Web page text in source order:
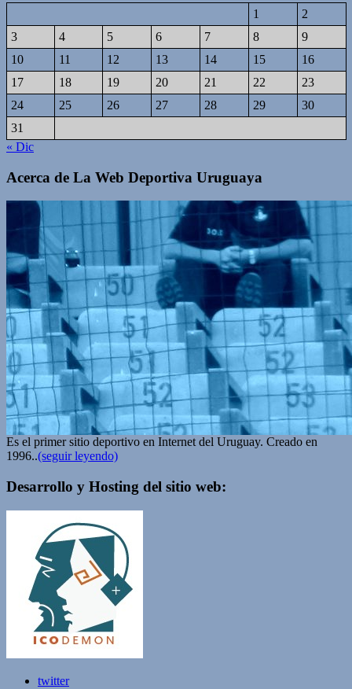
1
2
3
4 5 6 7 8
9
10
11 12 13 14 15
16
17
18 19 20 21 22
23
24
25 26 27 28 29
30
31
« Dic
Acerca de La Web Deportiva Uruguaya
Es el primer sitio deportivo en Internet del Uruguay. Creado en
1996..(seguir leyendo)
Desarrollo y Hosting del sitio web:
twitter